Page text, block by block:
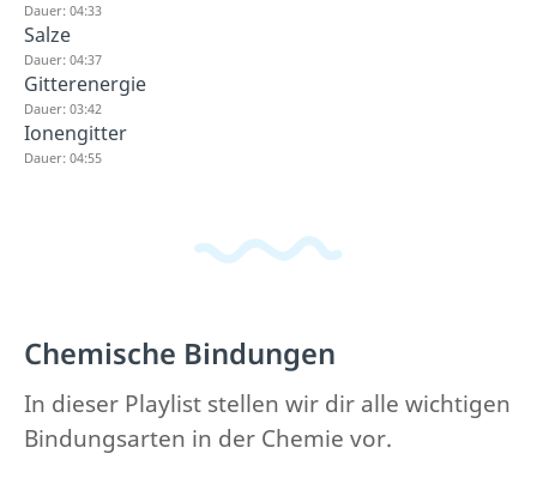
Dauer: 04:33
Salze
Dauer: 04:37
Gitterenergie
Dauer: 03:42
Ionengitter
Dauer: 04:55
Chemische Bindungen
In dieser Playlist stellen wir dir alle wichtigen
Bindungsarten in der Chemie vor.